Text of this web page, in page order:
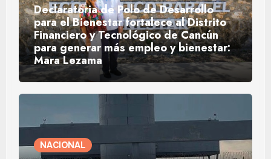
Declaratoria de Polo de Desarrollo
para el Bienestar fortalece al Distrito
Financiero y Tecnológico de Cancún
para generar más empleo y bienestar:
Mara Lezama
NACIONAL